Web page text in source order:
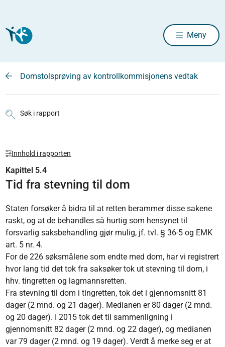
Meny
Domstolsprøving av kontrollkommisjonens vedtak
Søk i rapport
Innhold i rapporten
Kapittel 5.4
Tid fra stevning til dom
Staten forsøker å bidra til at retten berammer disse sakene
raskt, og at de behandles så hurtig som hensynet til
forsvarlig saksbehandling gjør mulig, jf. tvl. § 36-5 og EMK
art. 5 nr. 4.
For de 226 søksmålene som endte med dom, har vi registrert
hvor lang tid det tok fra saksøker tok ut stevning til dom, i
hhv. tingretten og lagmannsretten.
Fra stevning til dom i tingretten, tok det i gjennomsnitt 81
dager (2 mnd. og 21 dager). Medianen er 80 dager (2 mnd.
og 20 dager). I 2015 tok det til sammenligning i
gjennomsnitt 82 dager (2 mnd. og 22 dager), og medianen
var 79 dager (2 mnd. og 19 dager). Verdt å merke seg er at